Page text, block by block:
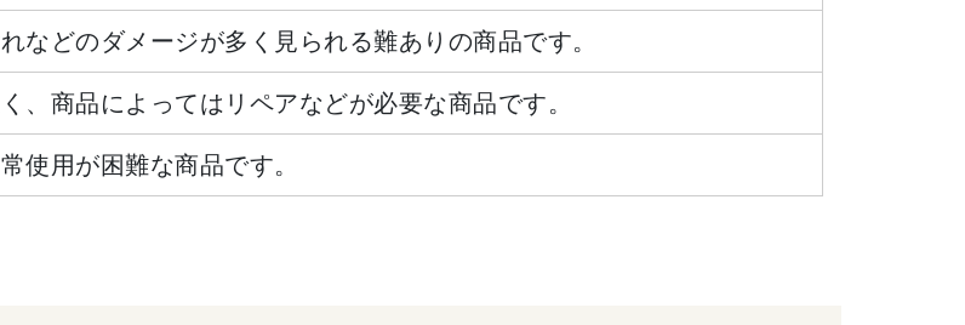
などのダメージが多く見られる難ありの商品です。
、商品によってはリペアなどが必要な商品です。
使用が困難な商品です。